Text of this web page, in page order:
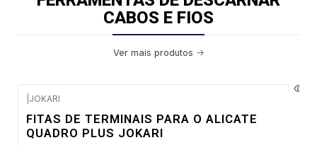
CABOS E FIOS
Ver mais produtos
JOKARI
FITAS DE TERMINAIS PARA O ALICATE
QUADRO PLUS JOKARI